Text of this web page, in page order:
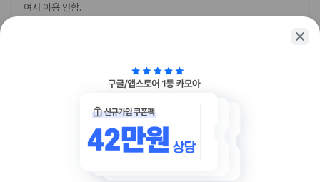
여서 이용 안함.
함께 가는 친구에게 정보를 공유해보세요
카카오톡 링크복사